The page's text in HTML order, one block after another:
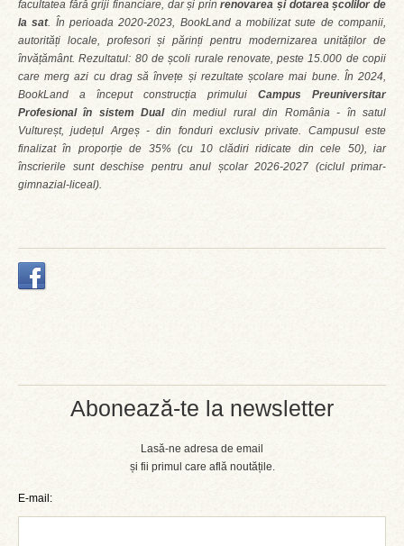
Abonează-te la newsletter
Lasă-ne adresa de email
și fii primul care află noutățile.
E-mail:
facultatea fără griji financiare, dar și prinrenovarea și dotarea școlilor de
la sat. În perioada 2020-2023, BookLand a mobilizat sute de companii,
autorități locale, profesori și părinți pentru modernizarea unităților de
învățământ. Rezultatul: 80 de școli rurale renovate, peste 15.000 de copii
care merg azi cu drag să învețe și rezultate școlare mai bune. În 2024,
BookLand a început construcția primului Campus Preuniversitar
Profesional în sistem Dual din mediul rural din România - în satul
Vultureșt, județul Argeș - din fonduri exclusiv private. Campusul este
finalizat în proporție de 35% (cu 10 clădiri ridicate din cele 50), iar
înscrierile sunt deschise pentru anul școlar 2026-2027 (ciclul primar-
gimnazial-liceal).